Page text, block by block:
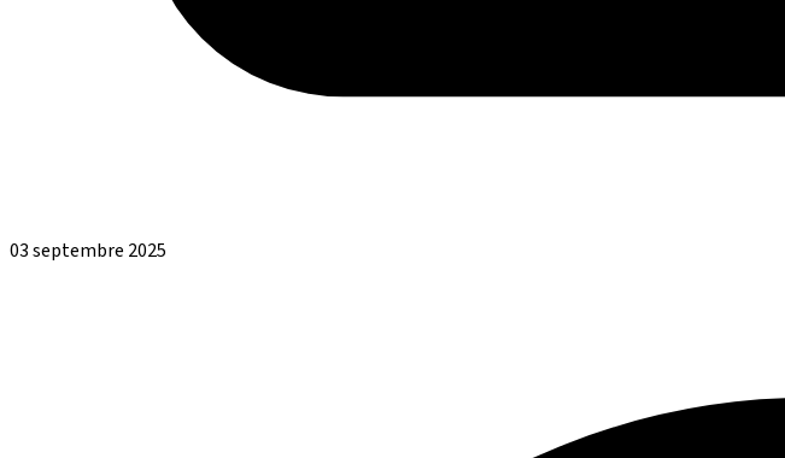
03 septembre 2025